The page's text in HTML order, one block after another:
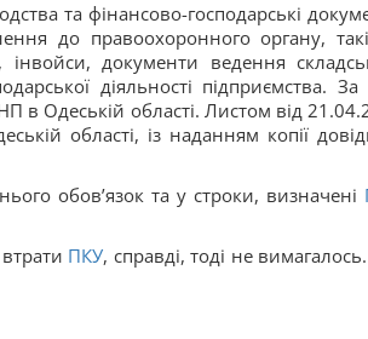
та фінансово-господарські
до правоохоронного органу,
інвойси, документи ведення
діяльності підприємства.
в Одеській області. Листом від
області, із наданням копії
обов’язок та у строки, визначені
ПКУ, справді, тоді не